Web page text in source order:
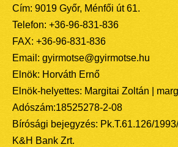
Cím: 9019 Győr, Ménfői út 61.
Telefon: +36-96-831-836
FAX: +36-96-831-836
Email: gyirmotse@gyirmotse.hu
Elnök: Horváth Ernő
Elnök-helyettes: Margitai Zoltán |
Adószám:18525278-2-08
Bírósági bejegyzés: Pk.T.61.126/
K&H Bank Zrt.